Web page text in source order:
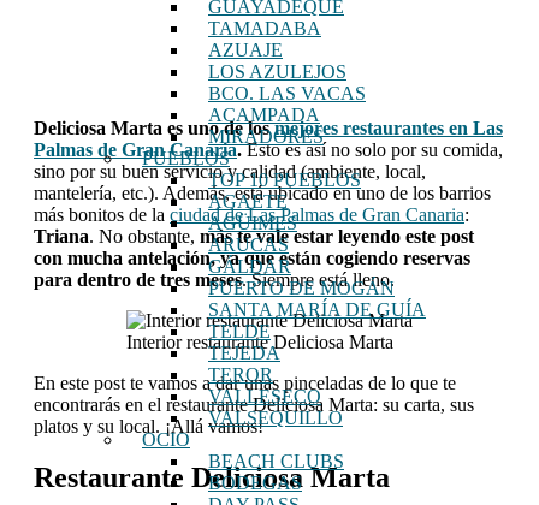
GUAYADEQUE
TAMADABA
AZUAJE
LOS AZULEJOS
BCO. LAS VACAS
ACAMPADA
MIRADORES
PUEBLOS
TOP 10 PUEBLOS
AGAETE
AGÜIMES
ARUCAS
GÁLDAR
PUERTO DE MOGÁN
SANTA MARÍA DE GUÍA
TELDE
TEJEDA
TEROR
VALLESECO
VALSEQUILLO
OCIO
BEACH CLUBS
BODEGAS
Deliciosa Marta es uno de losmejores restaurantes en Las
Palmas de Gran Canaria.Esto es así no solo por su comida,
sino por su buen servicio y calidad (ambiente, local,
mantelería, etc.). Además, está ubicado en uno de los barrios
más bonitos de la ciudad de Las Palmas de Gran Canaria:
Triana. No obstante, más te vale estar leyendo este post
con mucha antelación, ya que están cogiendo reservas
para dentro de tres meses. Siempre está lleno.
Interior restaurante Deliciosa Marta
En este post te vamos a dar unas pinceladas de lo que te
encontrarás en el restaurante Deliciosa Marta: su carta, sus
platos y su local. ¡Allá vamos!
Restaurante Deliciosa Marta